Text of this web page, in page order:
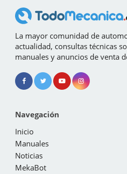
La mayor comunidad de
actualidad, consultas técnicas
manuales y anuncios de venta
Navegación
Inicio
Manuales
Noticias
MekaBot